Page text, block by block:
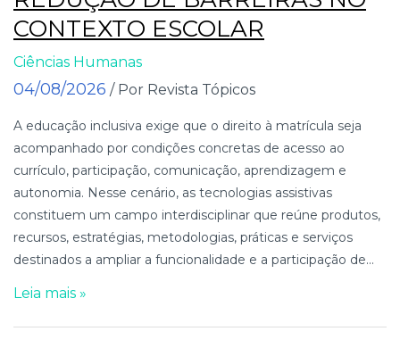
CONTEXTO ESCOLAR
Ciências Humanas
04/08/2026 / Por Revista Tópicos
A educação inclusiva exige que o direito à matrícula seja
acompanhado por condições concretas de acesso ao
currículo, participação, comunicação, aprendizagem e
autonomia. Nesse cenário, as tecnologias assistivas
constituem um campo interdisciplinar que reúne produtos,
recursos, estratégias, metodologias, práticas e serviços
destinados a ampliar a funcionalidade e a participação de...
Leia mais »